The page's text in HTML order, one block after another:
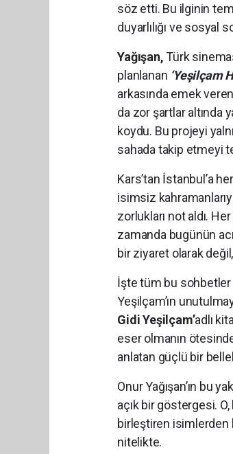
söz etti. Bu ilginin
duyarlılığı ve sosyal
Yağışan,Türk
planlanan ‘Yeşilçam
arkasında emek
da zor şartlar altında
koydu. Bu projeyi
sahada takip etmeyi
Kars’tan İstanbul’a
isimsiz
zorlukları not aldı.
zamanda bugünün
bir ziyaret olarak
İşte tüm bu sohbetler
Yeşilçam’ın
Gidi Yeşilçam’adlı
eser olmanın
anlatan güçlü bir
Onur Yağışan’ın bu
açık bir göstergesi.
birleştiren isimlerden
nitelikte.